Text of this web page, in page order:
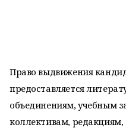
Право выдвижения
предоставляется
объединениям, учебным
коллективам,